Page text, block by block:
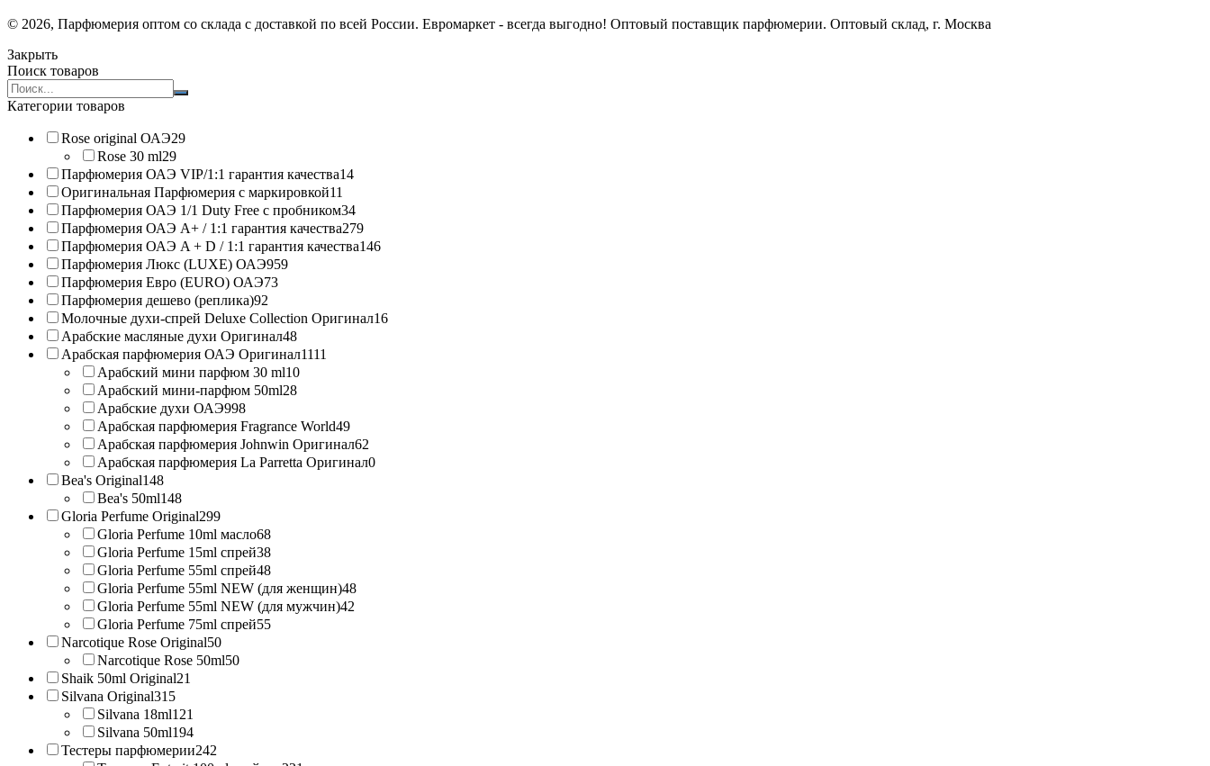
© 2026, Парфюмерия оптом со склада с доставкой по всей России. Евромаркет - всегда выгодно! Оптовый поставщик парфюмерии. Оптовый склад, г. Москва
Закрыть
Поиск товаров
Search
products:
Категории товаров
Rose original ОАЭ29
Rose 30 ml29
Парфюмерия ОАЭ VIP/1:1 гарантия качества14
Оригинальная Парфюмерия с маркировкой11
Парфюмерия ОАЭ 1/1 Duty Free с пробником34
Парфюмерия ОАЭ A+ / 1:1 гарантия качества279
Парфюмерия ОАЭ A + D / 1:1 гарантия качества146
Парфюмерия Люкс (LUXE) ОАЭ959
Парфюмерия Евро (EURO) ОАЭ73
Парфюмерия дешево (реплика)92
Молочные духи-спрей Deluxe Collection Оригинал16
Арабские масляные духи Оригинал48
Арабская парфюмерия ОАЭ Оригинал1111
Арабский мини парфюм 30 ml10
Арабский мини-парфюм 50ml28
Арабские духи ОАЭ998
Арабская парфюмерия Fragrance World49
Арабская парфюмерия Johnwin Оригинал62
Арабская парфюмерия La Parretta Оригинал0
Bea's Original148
Bea's 50ml148
Gloria Perfume Original299
Gloria Perfume 10ml масло68
Gloria Perfume 15ml спрей38
Gloria Perfume 55ml спрей48
Gloria Perfume 55ml NEW (для женщин)48
Gloria Perfume 55ml NEW (для мужчин)42
Gloria Perfume 75ml спрей55
Narcotique Rose Original50
Narcotique Rose 50ml50
Shaik 50ml Original21
Silvana Original315
Silvana 18ml121
Silvana 50ml194
Тестеры парфюмерии242